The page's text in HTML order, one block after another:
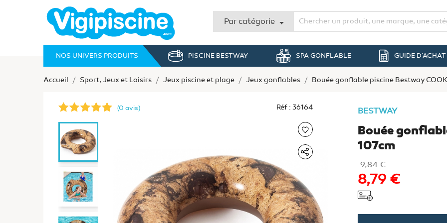
Par catégorie
NOS UNIVERS PRODUITS PISCINE BESTWAY SPA GONFLABLE GUIDE D'ACHAT
Accueil Sport, Jeux et Loisirs Jeux piscine et plage Jeux gonflables Bouée gonflable piscine Bestway
(0 avis) Réf : 36164 BESTWAY
Bouée
107cm
9,84 €
8,79 €